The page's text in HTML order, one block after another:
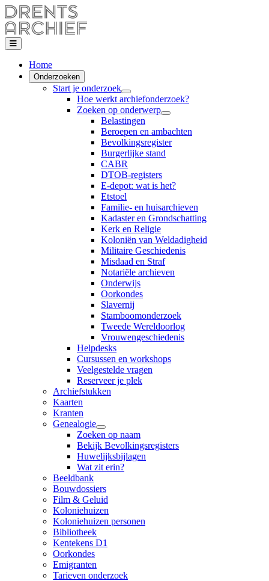
Home
Onderzoeken
Start je onderzoek
Hoe werkt archiefonderzoek?
Zoeken op onderwerp
Belastingen
Beroepen en ambachten
Bevolkingsregister
Burgerlijke stand
CABR
DTOB-registers
E-depot: wat is het?
Etstoel
Familie- en huisarchieven
Kadaster en Grondschatting
Kerk en Religie
Koloniën van Weldadigheid
Militaire Geschiedenis
Misdaad en Straf
Notariële archieven
Onderwijs
Oorkondes
Slavernij
Stamboomonderzoek
Tweede Wereldoorlog
Vrouwengeschiedenis
Helpdesks
Cursussen en workshops
Veelgestelde vragen
Reserveer je plek
Archiefstukken
Kaarten
Kranten
Genealogie
Zoeken op naam
Bekijk Bevolkingsregisters
Huwelijksbijlagen
Wat zit erin?
Beeldbank
Bouwdossiers
Film & Geluid
Koloniehuizen
Koloniehuizen personen
Bibliotheek
Kentekens D1
Oorkondes
Emigranten
Tarieven onderzoek